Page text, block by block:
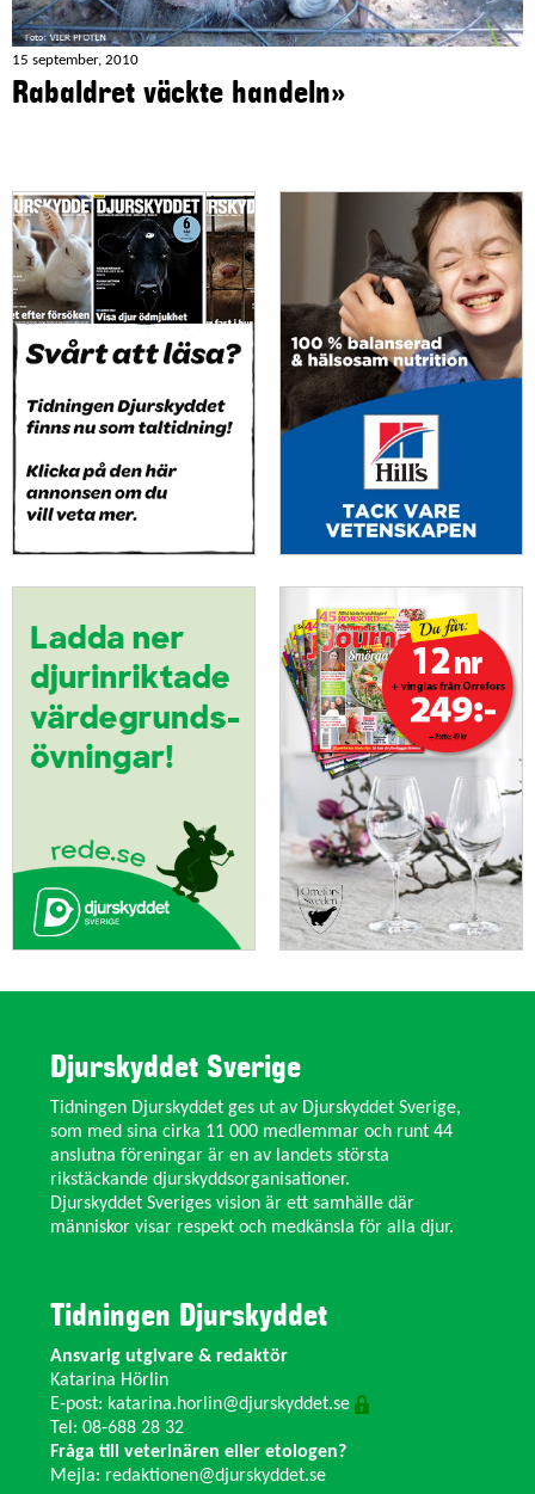
15 september, 2010
Rabaldret väckte handeln»
Djurskyddet Sverige
Tidningen Djurskyddet ges ut av Djurskyddet Sverige,
som med sina cirka 11 000 medlemmar och runt 44
anslutna föreningar är en av landets största
rikstäckande djurskyddsorganisationer.
Djurskyddet Sveriges vision är ett samhälle där
människor visar respekt och medkänsla för alla djur.
Tidningen Djurskyddet
Ansvarig utgivare & redaktör
Katarina Hörlin
E-post: katarina.horlin@djurskyddet.se
Tel: 08-688 28 32
Fråga till veterinären eller etologen?
Mejla: redaktionen@djurskyddet.se